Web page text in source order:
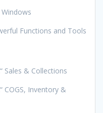
Functions and Tools
Sales & Collections
COGS, Inventory &